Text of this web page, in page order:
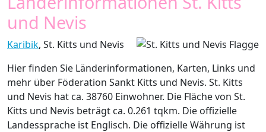
und Nevis
Karibik, St. Kitts und Nevis
Hier finden Sie Länderinformationen, Karten, Links und
mehr über Föderation Sankt Kitts und Nevis. St. Kitts
und Nevis hat ca. 38760 Einwohner. Die Fläche von St.
Kitts und Nevis beträgt ca. 0.261 tqkm. Die offizielle
Landessprache ist Englisch. Die offizielle Währung ist